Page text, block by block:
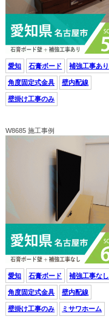
愛知 石膏ボード 補強工事あり
角度固定式金具 壁内配線
壁掛け工事のみ
W8685 施工事例
愛知 石膏ボード 補強工事なし
角度固定式金具 壁内配線
壁掛け工事のみ ミサワホーム